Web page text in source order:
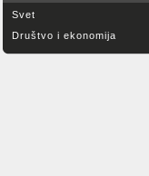
Svet
Društvo i ekonomija